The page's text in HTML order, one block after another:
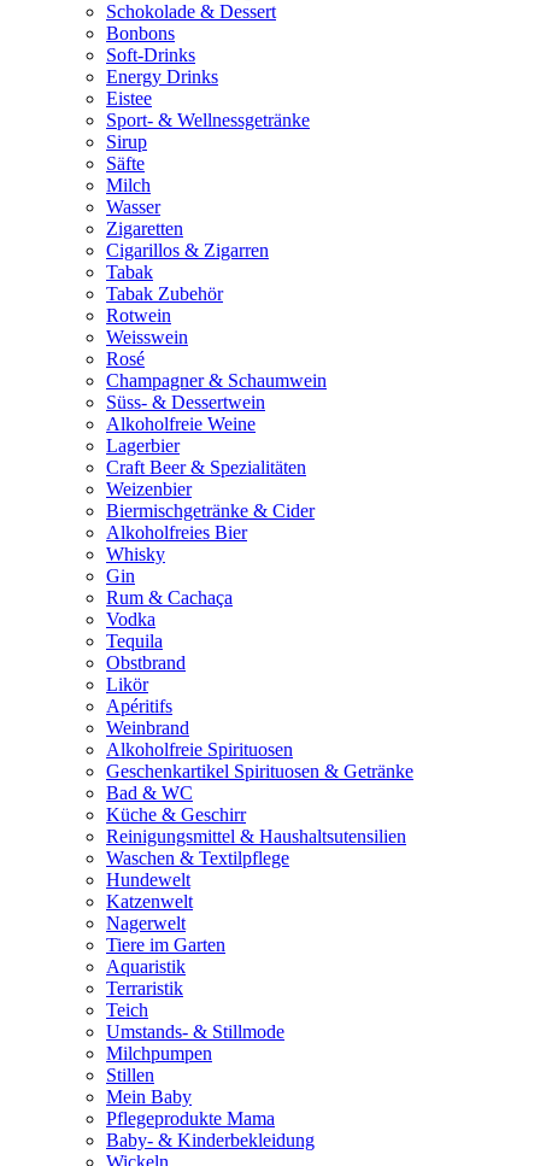
Schokolade & Dessert
Bonbons
Soft-Drinks
Energy Drinks
Eistee
Sport- & Wellnessgetränke
Sirup
Säfte
Milch
Wasser
Zigaretten
Cigarillos & Zigarren
Tabak
Tabak Zubehör
Rotwein
Weisswein
Rosé
Champagner & Schaumwein
Süss- & Dessertwein
Alkoholfreie Weine
Lagerbier
Craft Beer & Spezialitäten
Weizenbier
Biermischgetränke & Cider
Alkoholfreies Bier
Whisky
Gin
Rum & Cachaça
Vodka
Tequila
Obstbrand
Likör
Apéritifs
Weinbrand
Alkoholfreie Spirituosen
Geschenkartikel Spirituosen & Getränke
Bad & WC
Küche & Geschirr
Reinigungsmittel & Haushaltsutensilien
Waschen & Textilpflege
Hundewelt
Katzenwelt
Nagerwelt
Tiere im Garten
Aquaristik
Terraristik
Teich
Umstands- & Stillmode
Milchpumpen
Stillen
Mein Baby
Pflegeprodukte Mama
Baby- & Kinderbekleidung
Wickeln